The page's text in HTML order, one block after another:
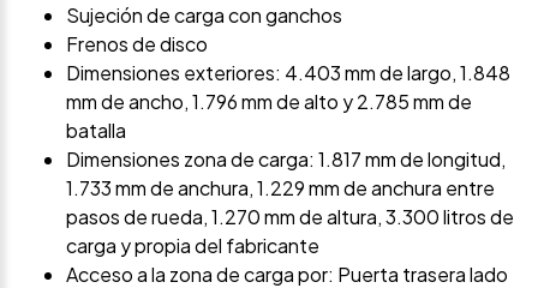
Sujeción de carga con ganchos
Frenos de disco
Dimensiones exteriores: 4.403 mm de largo, 1.848
mm de ancho, 1.796 mm de alto y 2.785 mm de
batalla
Dimensiones zona de carga: 1.817 mm de longitud,
1.733 mm de anchura, 1.229 mm de anchura entre
pasos de rueda, 1.270 mm de altura, 3.300 litros de
carga y propia del fabricante
Acceso a la zona de carga por: Puerta trasera lado